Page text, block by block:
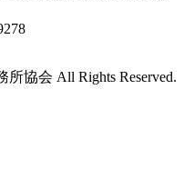
協会 All Rights Reserved.